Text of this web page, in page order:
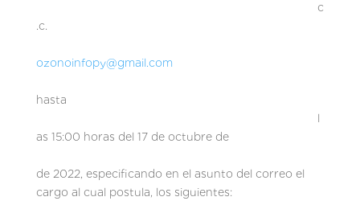
c
.c.
ozonoinfopy@gmail.com
hasta
l
as 15:00 horas del 17 de octubre de
de 2022, especificando en el asunto del correo el
cargo al cual postula, los siguientes: